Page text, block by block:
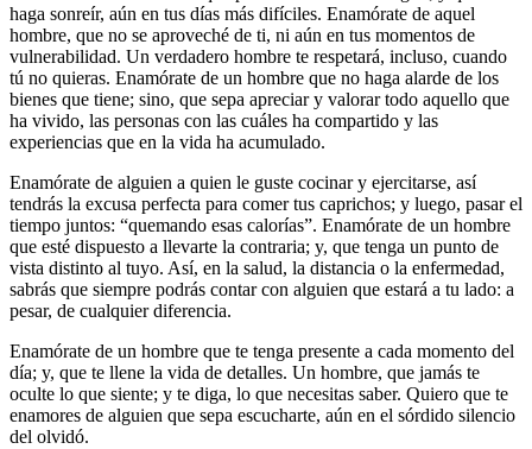
haga sonreír, aún en tus días más difíciles. Enamórate de aquel
hombre, que no se aproveché de ti, ni aún en tus momentos de
vulnerabilidad. Un verdadero hombre te respetará, incluso, cuando
tú no quieras. Enamórate de un hombre que no haga alarde de los
bienes que tiene; sino, que sepa apreciar y valorar todo aquello que
ha vivido, las personas con las cuáles ha compartido y las
experiencias que en la vida ha acumulado.
Enamórate de alguien a quien le guste cocinar y ejercitarse, así
tendrás la excusa perfecta para comer tus caprichos; y luego, pasar el
tiempo juntos: “quemando esas calorías”. Enamórate de un hombre
que esté dispuesto a llevarte la contraria; y, que tenga un punto de
vista distinto al tuyo. Así, en la salud, la distancia o la enfermedad,
sabrás que siempre podrás contar con alguien que estará a tu lado: a
pesar, de cualquier diferencia.
Enamórate de un hombre que te tenga presente a cada momento del
día; y, que te llene la vida de detalles. Un hombre, que jamás te
oculte lo que siente; y te diga, lo que necesitas saber. Quiero que te
enamores de alguien que sepa escucharte, aún en el sórdido silencio
del olvidó.